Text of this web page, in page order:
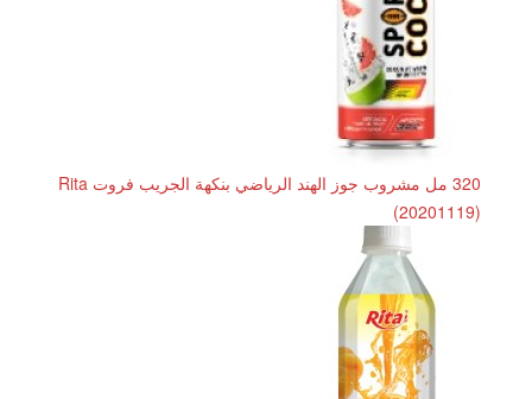
320 مل مشروب جوز الهند الرياضي بنكهة الجريب فروت Rita
(20201119)